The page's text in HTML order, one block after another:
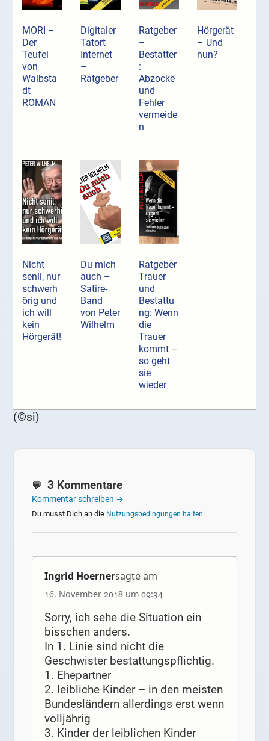
MORI –
Der
Teufel
von
Waibsta
dt
ROMAN
Digitaler
Tatort
Internet
–
Ratgeber
Ratgeber
–
Bestatter
:
Abzocke
und
Fehler
vermeide
n
Hörgerät
– Und
nun?
Nicht
senil, nur
schwerh
örig und
ich will
kein
Hörgerät!
Du mich
auch –
Satire-
Band
von Peter
Wilhelm
Ratgeber
Trauer
und
Bestattu
ng: Wenn
die
Trauer
kommt –
so geht
sie
wieder
(©si)
3 Kommentare
Kommentar schreiben →
Du musst Dich an die Nutzungsbedingungen halten!
Ingrid Hoernersagte am
16. November 2018 um 09:34
Sorry, ich sehe die Situation ein
bisschen anders.
In 1. Linie sind nicht die
Geschwister bestattungspflichtig.
1. Ehepartner
2. leibliche Kinder – in den meisten
Bundesländern allerdings erst wenn
volljährig
3. Kinder der leiblichen Kinder